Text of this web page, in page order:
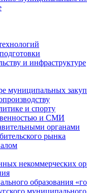
и инфраструктуре
муниципальных
и спорту
и СМИ
органами
рынка
некоммерческих
образования
муниципального